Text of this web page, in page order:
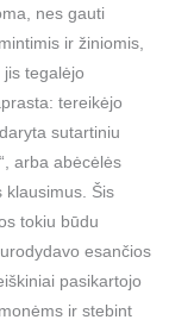
nes gauti
ir žiniomis,
tegalėjo
tereikėjo
sutartiniu
arba abėcėlės
klausimus. Šis
tokiu būdu
esančios
pasikartojo
ir stebint